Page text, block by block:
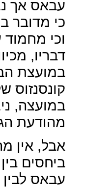
עבאס אך
כי מדובר
וכי
דבריו,
במועצת
קונסנזוס
במועצה,
מהודעת
אבל, אין
ביחסים
עבאס